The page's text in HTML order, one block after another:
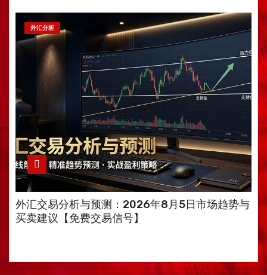
外汇分析
外汇交易分析与预测：2026年8月5日市场趋势与
买卖建议【免费交易信号】